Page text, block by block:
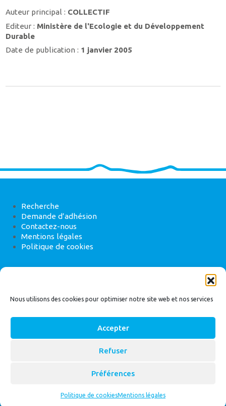
Nous utilisons des cookies pour optimiser notre site web et nos services
Accepter
Refuser
Préférences
Politique de cookiesMentions légales
Auteur principal : COLLECTIF
Editeur : Ministère de l'Ecologie et du Développement
Durable
Date de publication : 1 janvier 2005
Recherche
Demande d’adhésion
Contactez-nous
Mentions légales
Politique de cookies